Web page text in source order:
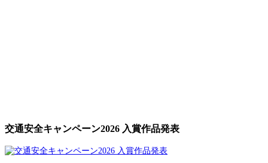
交通安全キャンペーン2026 入賞作品発表